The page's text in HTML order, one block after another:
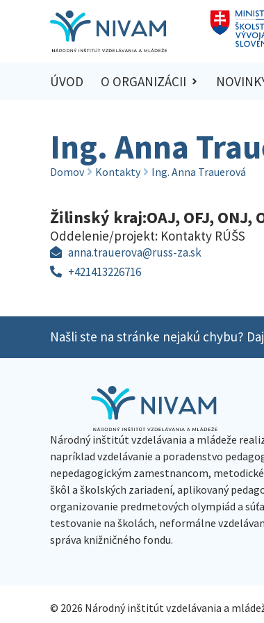
ÚVOD O ORGANIZÁCII
Ing. Anna
Domov Kontakty Ing. Anna Trauerová
Žilinský kraj:OAJ, OFJ, ONJ,
Oddelenie/projekt: Kontakty RÚŠS
anna.trauerova@russ-za.sk
+421413226716
Našli ste na stránke nejakú chybu?
Národný inštitút vzdelávania a mládeže
napríklad vzdelávanie a poradenstvo
nepedagogickým zamestnancom,
škôl a školských zariadení, aplikovaný
organizovanie predmetových olympiád a
testovanie na školách, neformálne
správa knižničného fondu.
© 2026 Národný inštitút vzdelávania a